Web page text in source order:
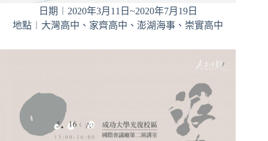
日期︱2020年3月11日~2020年7月19日
地點︱大灣高中、家齊高中、澎湖海事、崇實高中